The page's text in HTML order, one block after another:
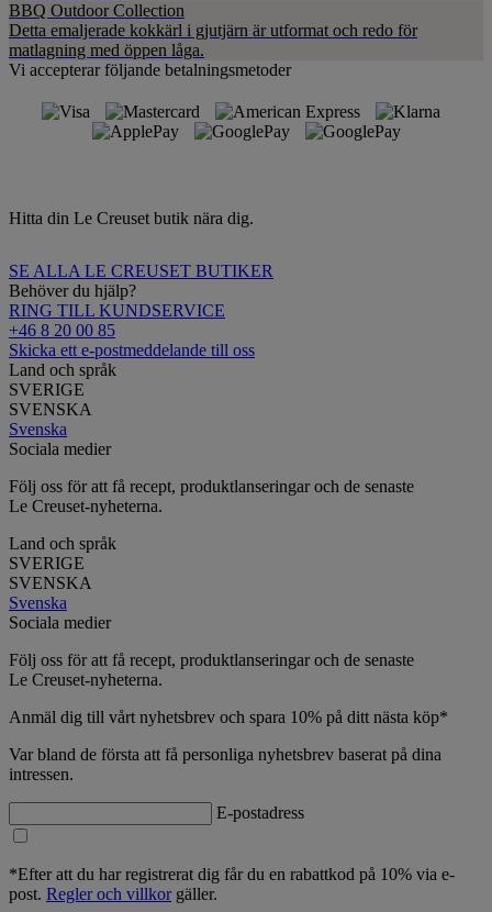
BBQ Outdoor Collection
Detta emaljerade kokkärl i gjutjärn är utformat och redo för
matlagning med öppen låga.
Vi accepterar följande betalningsmetoder
Hitta din Le Creuset butik nära dig.
SE ALLA LE CREUSET BUTIKER
Behöver du hjälp?
RING TILL KUNDSERVICE
+46 8 20 00 85
Skicka ett e-postmeddelande till oss
Land och språk
SVERIGE
SVENSKA
Svenska
Sociala medier
Följ oss för att få recept, produktlanseringar och de senaste
Le Creuset-nyheterna.
Land och språk
SVERIGE
SVENSKA
Svenska
Sociala medier
Följ oss för att få recept, produktlanseringar och de senaste
Le Creuset-nyheterna.
Anmäl dig till vårt nyhetsbrev och spara 10% på ditt nästa köp*
Var bland de första att få personliga nyhetsbrev baserat på dina
intressen.
E-postadress
*Efter att du har registrerat dig får du en rabattkod på 10% via e-
post. Regler och villkorgäller.